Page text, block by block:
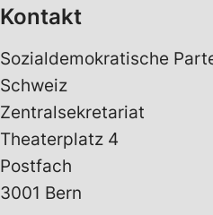
Kontakt
Sozialdemokratische
Schweiz
Zentralsekretariat
Theaterplatz 4
Postfach
3001 Bern